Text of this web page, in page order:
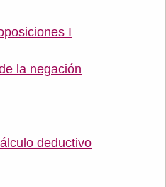
I
la negación
deductivo